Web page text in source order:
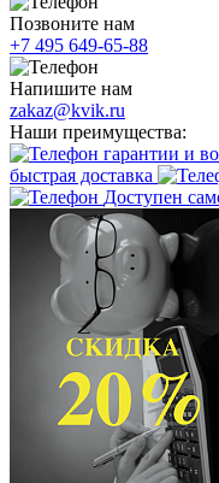
Позвоните нам
+7 495 649-65-88
Напишите нам
zakaz@kvik.ru
Наши преимущества:
гарантии и
быстрая доставка
Доступен